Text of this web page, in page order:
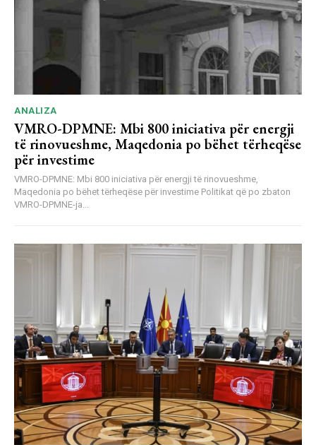
ANALIZA
VMRO-DPMNE: Mbi 800 iniciativa për energji
të rinovueshme, Maqedonia po bëhet tërheqëse
për investime
VMRO-DPMNE: Mbi 800 iniciativa për energji të rinovueshme,
Maqedonia po bëhet tërheqëse për investime Politikat që po zbaton
VMRO-DPMNE-ja...